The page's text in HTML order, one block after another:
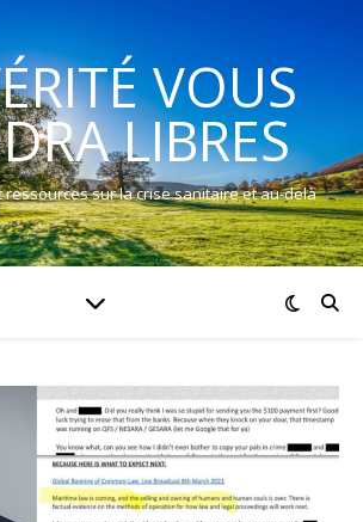
VOUS
LIBRES
sur la crise sanitaire et au-delà